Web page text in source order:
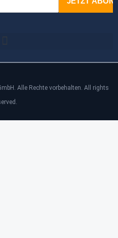
Alle Rechte vorbehalten. All rights